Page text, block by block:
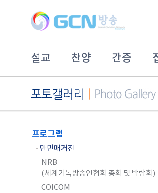
설교 찬양 간증
프로그램
- 만민매거진
NRB
(세계기독방송인협회 총회 및 박람회)
COICOM